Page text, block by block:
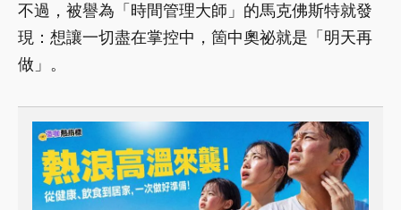
不過，被譽為「時間管理大師」的馬克佛斯特就發
現：想讓一切盡在掌控中，箇中奧祕就是「明天再
做」。